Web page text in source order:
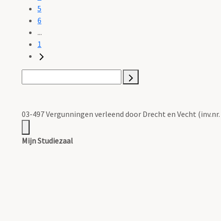
5
6
...
1
03-497 Vergunningen verleend door Drecht en Vecht (inv.nr.
Mijn Studiezaal